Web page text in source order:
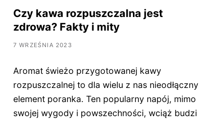
Czy kawa rozpuszczalna jest
zdrowa? Fakty i mity
7 WRZEŚNIA 2023
Aromat świeżo przygotowanej kawy
rozpuszczalnej to dla wielu z nas nieodłączny
element poranka. Ten popularny napój, mimo
swojej wygody i powszechności, wciąż budzi